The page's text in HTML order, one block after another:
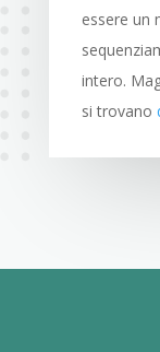
essere un
intero.
si trovano